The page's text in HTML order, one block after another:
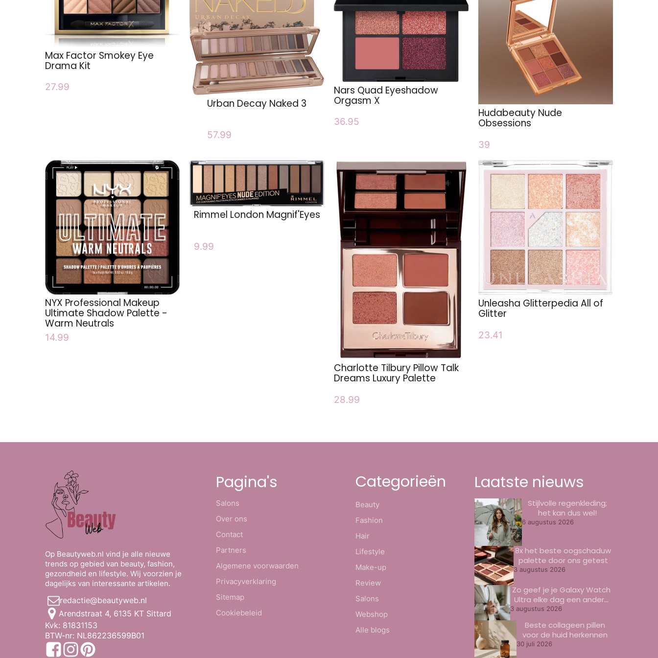
Max Factor Smokey Eye
Drama Kit
27.99
Urban Decay Naked 3
57.99
Nars Quad Eyeshadow
Orgasm X
36.95
Hudabeauty Nude
Obsessions
39
NYX Professional Makeup
Ultimate Shadow Palette -
Warm Neutrals
14.99
Rimmel London Magnif'Eyes
9.99
Charlotte Tilbury Pillow Talk
Dreams Luxury Palette
28.99
Unleasha Glitterpedia All of
Glitter
23.41
Op Beautyweb.nl vind je alle nieuwe
trends op gebied van beauty, fashion,
gezondheid en lifestyle. Wij voorzien je
dagelijks van interessante artikelen.
redactie@beautyweb.nl
Arendstraat 4, 6135 KT Sittard
Kvk: 81831153
BTW-nr: NL862236599B01
Pagina's
Salons
Over ons
Contact
Partners
Algemene voorwaarden
Privacyverklaring
Sitemap
Cookiebeleid
Categorieën
Beauty
Fashion
Hair
Lifestyle
Make-up
Review
Salons
Webshop
Alle blogs
Laatste nieuws
Stijlvolle regenkleding;
het kan dus wel!
6 augustus 2026
8x het beste oogschaduw
palette door ons getest
3 augustus 2026
Zo geef je je Galaxy Watch
Ultra elke dag een andere
look
3 augustus 2026
Beste collageen pillen
voor de huid herkennen
30 juli 2026